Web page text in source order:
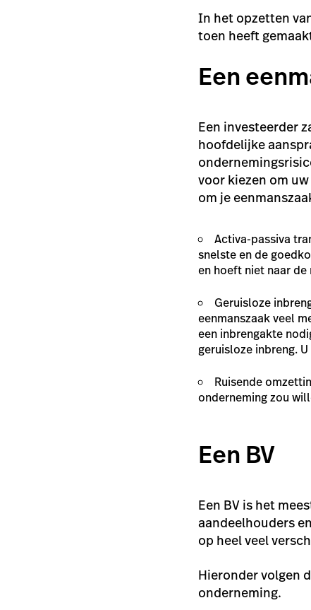
In het opzetten
toen heeft
Een
Een investeerder
hoofdelijke
voor kiezen om
om je
Activa-passiva
snelste en de
en hoeft niet naar de
Geruisloze
eenmanszaak veel
een inbrengakte
geruisloze inbreng.
Ruisende
onderneming zou
Een BV
Een BV is het
aandeelhouders
op heel veel
Hieronder volgen
onderneming.